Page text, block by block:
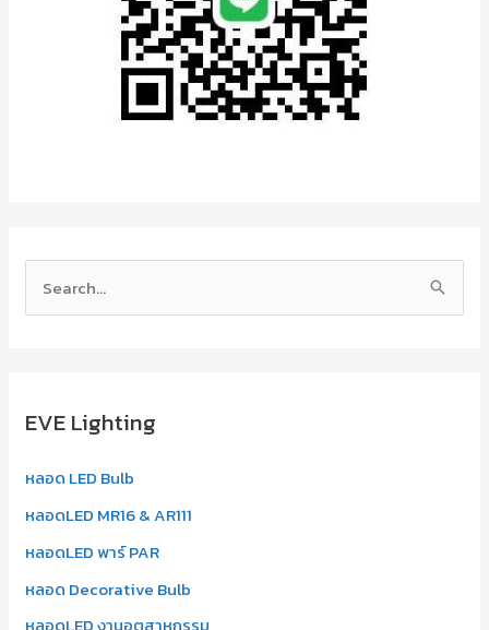
e
c
f
o
r
:
EVE Lighting
หลอด LED Bulb
หลอดLED MR16 & AR111
หลอดLED พาร์ PAR
หลอด Decorative Bulb